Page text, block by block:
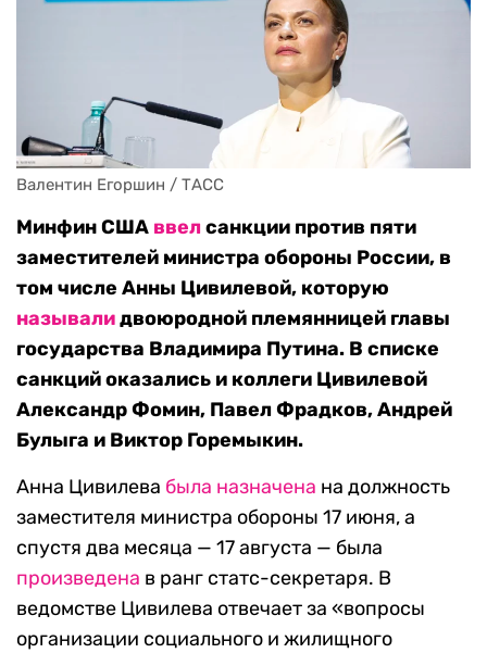
Валентин Егоршин / ТАСС
Минфин США ввелсанкции против пяти
заместителей министра обороны России, в
том числе Анны Цивилевой, которую
называлидвоюродной племянницей главы
государства Владимира Путина. В списке
санкцийоказались и коллеги Цивилевой
Александр Фомин, Павел Фрадков, Андрей
Булыга и Виктор Горемыкин.
Анна Цивилева была назначена на должность
заместителя министра обороны 17 июня, а
спустя два месяца — 17 августа — была
произведена в ранг статс-секретаря. В
ведомстве Цивилева отвечает за «вопросы
организации социального и жилищного